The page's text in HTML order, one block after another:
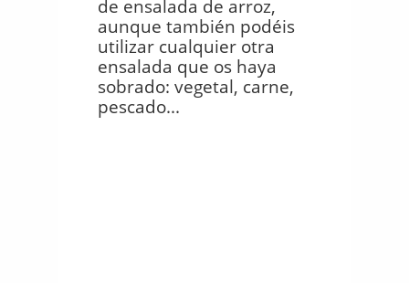
de ensalada de arroz,
aunque también podéis
utilizar cualquier otra
ensalada que os haya
sobrado: vegetal, carne,
pescado...